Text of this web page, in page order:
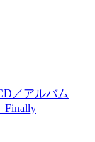
Finally